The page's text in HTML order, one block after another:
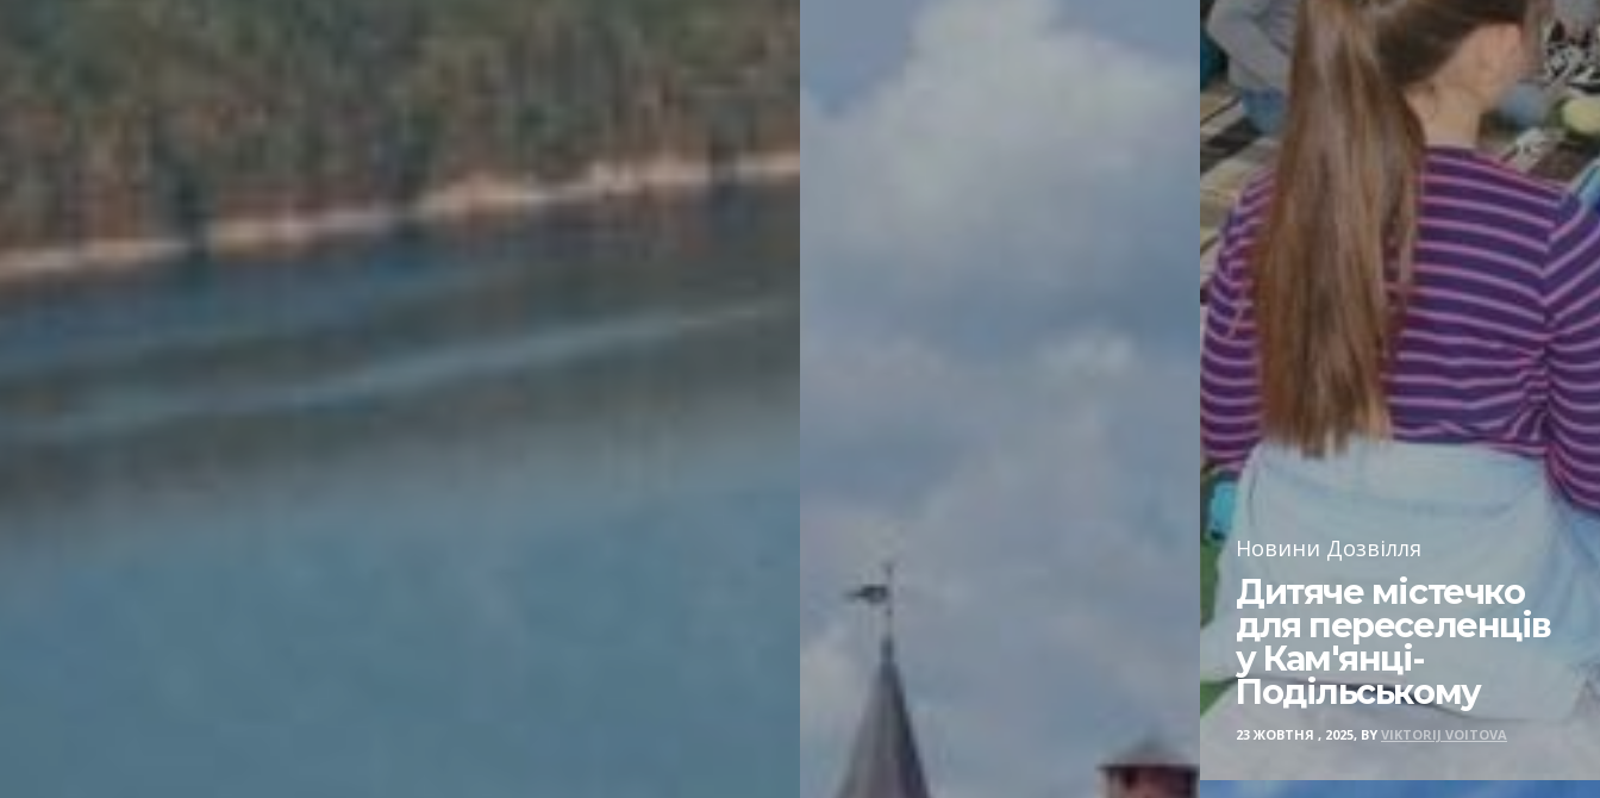
Новини Дозвілля
Дитяче містечко
для переселенців
у Кам'янці-
Подільському
23 ЖОВТНЯ , 2025, BY VIKTORIJ VOITOVA